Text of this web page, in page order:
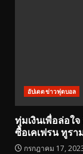
อัปเดตข่าวฟุตบอล
ทุ่มเงินเพื่อล่อใจ
ซื้อเคเฟรน ทูรา
กรกฎาคม 17,